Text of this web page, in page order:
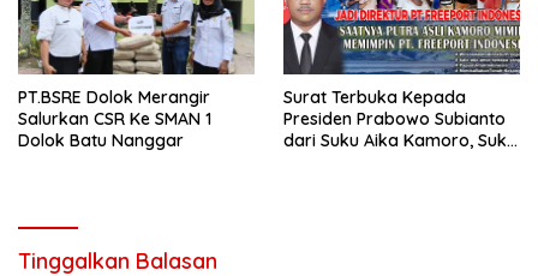
PT.BSRE Dolok Merangir
Salurkan CSR Ke SMAN 1
Dolok Batu Nanggar
Surat Terbuka Kepada
Presiden Prabowo Subianto
dari Suku Aika Kamoro, Suku
Tinggalkan Balasan